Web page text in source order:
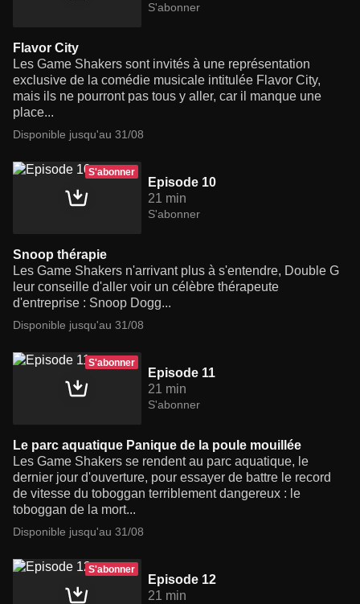
S'abonner
Flavor City
Les Game Shakers sont invités à une représentation
exclusive de la comédie musicale intitulée Flavor City,
mais ils ne pourront pas tous y aller, car il manque une
place...
Disponible jusqu'au 31/08
S'abonner
Episode 10
21 min
S'abonner
Snoop thérapie
Les Game Shakers n'arrivant plus à s'entendre, Double G
leur conseille d'aller voir un célèbre thérapeute
d'entreprise : Snoop Dogg...
Disponible jusqu'au 31/08
S'abonner
Episode 11
21 min
S'abonner
Le parc aquatique Panique de la poule mouillée
Les Game Shakers se rendent au parc aquatique, le
dernier jour d'ouverture, pour essayer de battre le record
de vitesse du toboggan terriblement dangereux : le
toboggan de la mort...
Disponible jusqu'au 31/08
S'abonner
Episode 12
21 min